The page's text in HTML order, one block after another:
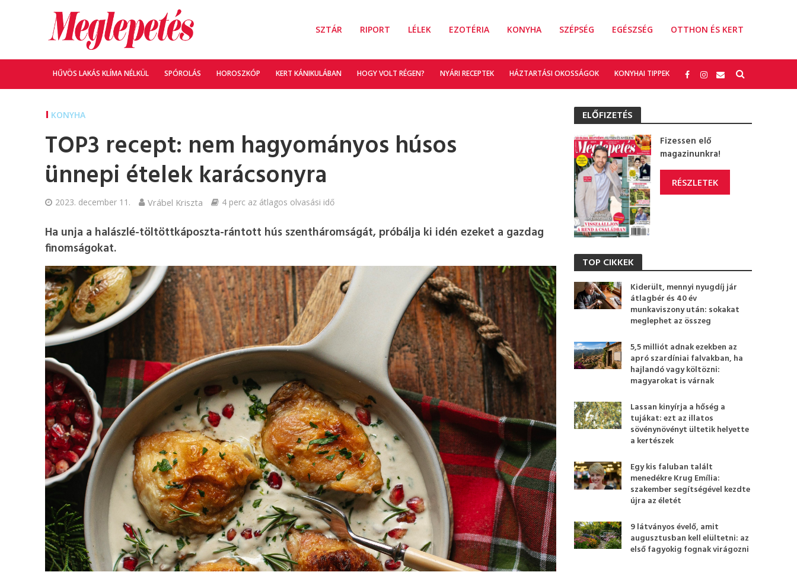
SZTÁR RIPORT LÉLEK EZOTÉRIA KONYHA SZÉPSÉG EGÉSZSÉG OTTHON ÉS KERT
HŰVÖS LAKÁS KLÍMA NÉLKÜL SPÓROLÁS HOROSZKÓP KERT KÁNIKULÁBAN HOGY VOLT RÉGEN? NYÁRI RECEPTEK HÁZTARTÁSI OKOSSÁGOK KONYHAI TIPPEK
KONYHA
TOP3 recept: nem hagyományos húsos
ünnepi ételek karácsonyra
2023. december 11. Vrábel Kriszta 4 perc az átlagos olvasási idő
Ha unja a halászlé-töltöttkáposzta-rántott hús szentháromságát, próbálja ki idén ezeket a gazdag
finomságokat.
ELŐFIZETÉS
Fizessen elő
magazinunkra!
RÉSZLETEK
TOP CIKKEK
Kiderült, mennyi nyugdíj jár
átlagbér és 40 év
munkaviszony után: sokakat
meglephet az összeg
5,5 milliót adnak ezekben az
apró szardíniai falvakban, ha
hajlandó vagy költözni:
magyarokat is várnak
Lassan kinyírja a hőség a
tujákat: ezt az illatos
sövénynövényt ültetik helyette
a kertészek
Egy kis faluban talált
menedékre Krug Emília:
szakember segítségével kezdte
újra az életét
9 látványos évelő, amit
augusztusban kell elültetni: az
első fagyokig fognak virágozni